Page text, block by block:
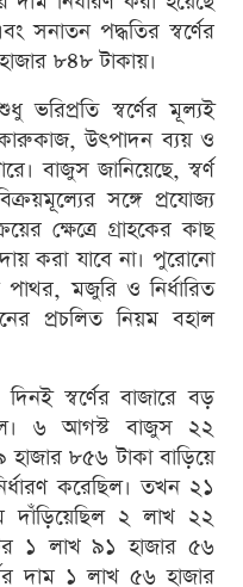
সনাতন পদ্ধতির স্বর্ণের
৮৪৮ টাকায়।
ভরিপ্রতি স্বর্ণের মূল্যই
উৎপাদন ব্যয় ও
বাজুস জানিয়েছে, স্বর্ণ
সঙ্গে প্রযোজ্য
ক্ষেত্রে গ্রাহকের কাছ
করা যাবে না। পুরোনো
পাথর, মজুরি ও নির্ধারিত
প্রচলিত নিয়ম বহাল
স্বর্ণের বাজারে বড়
৬ আগস্ট বাজুস ২২
হাজার ৮৫৬ টাকা বাড়িয়ে
করেছিল। তখন ২১
দাঁড়িয়েছিল ২ লাখ ২২
১ লাখ ৯১ হাজার ৫৬
দাম ১ লাখ ৫৬ হাজার